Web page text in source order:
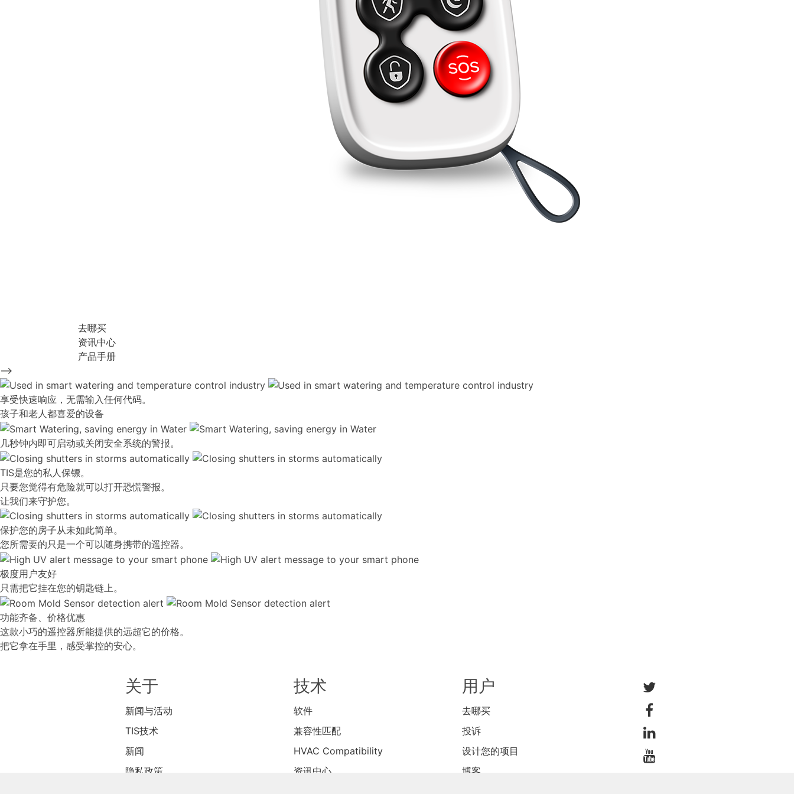
去哪买
资讯中心
产品手册
-->
享受快速响应，无需输入任何代码。
孩子和老人都喜爱的设备
几秒钟内即可启动或关闭安全系统的警报。
TIS是您的私人保镖。
只要您觉得有危险就可以打开恐慌警报。
让我们来守护您。
保护您的房子从未如此简单。
您所需要的只是一个可以随身携带的遥控器。
极度用户友好
只需把它挂在您的钥匙链上。
功能齐备、价格优惠
这款小巧的遥控器所能提供的远超它的价格。
把它拿在手里，感受掌控的安心。
关于
新闻与活动
TIS技术
新闻
隐私政策
技术
软件
兼容性匹配
HVAC Compatibility
资讯中心
用户
去哪买
投诉
设计您的项目
博客